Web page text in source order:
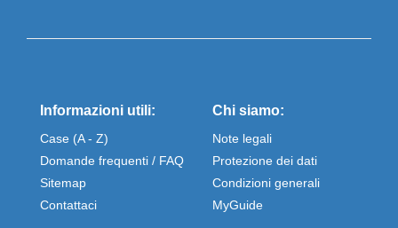
Informazioni utili:
Case (A - Z)
Domande frequenti / FAQ
Sitemap
Contattaci
Chi siamo:
Note legali
Protezione dei dati
Condizioni generali
MyGuide